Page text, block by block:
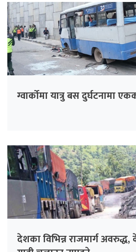
ग्वार्कोमा यात्रु बस दुर्घटनामा
देशका विभिन्न राजमार्ग